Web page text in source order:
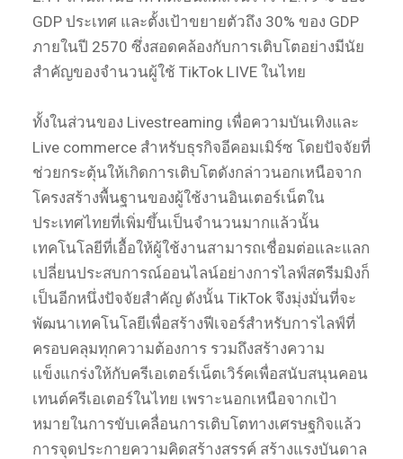
GDP ประเทศ และตั้งเป้าขยายตัวถึง 30% ของ GDP
ภายในปี 2570 ซึ่งสอดคล้องกับการเติบโตอย่างมีนัย
สำคัญของจำนวนผู้ใช้ TikTok LIVE ในไทย
ทั้งในส่วนของ Livestreaming เพื่อความบันเทิงและ
Live commerce สำหรับธุรกิจอีคอมเมิร์ซ โดยปัจจัยที่
ช่วยกระตุ้นให้เกิดการเติบโตดังกล่าวนอกเหนือจาก
โครงสร้างพื้นฐานของผู้ใช้งานอินเตอร์เน็ตใน
ประเทศไทยที่เพิ่มขึ้นเป็นจำนวนมากแล้วนั้น
เทคโนโลยีที่เอื้อให้ผู้ใช้งานสามารถเชื่อมต่อและแลก
เปลี่ยนประสบการณ์ออนไลน์อย่างการไลฟ์สตรีมมิงก็
เป็นอีกหนึ่งปัจจัยสำคัญ ดังนั้น TikTok จึงมุ่งมั่นที่จะ
พัฒนาเทคโนโลยีเพื่อสร้างฟีเจอร์สำหรับการไลฟ์ที่
ครอบคลุมทุกความต้องการ รวมถึงสร้างความ
แข็งแกร่งให้กับครีเอเตอร์เน็ตเวิร์คเพื่อสนับสนุนคอน
เทนต์ครีเอเตอร์ในไทย เพราะนอกเหนือจากเป้า
หมายในการขับเคลื่อนการเติบโตทางเศรษฐกิจแล้ว
การจุดประกายความคิดสร้างสรรค์ สร้างแรงบันดาล